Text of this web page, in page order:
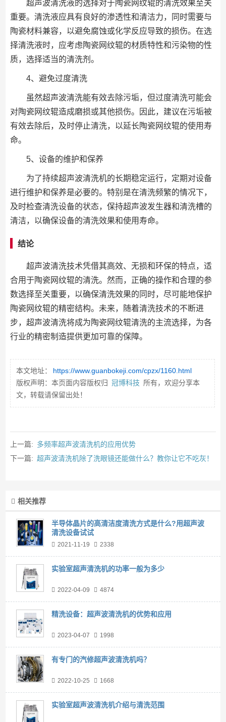
超声波清洗液的选择对于陶瓷网纹辊的清洗效果至关
重要。清洗液应具有良好的渗透性和清洁力，同时需要与
陶瓷材料兼容，以避免腐蚀或化学反应导致的损伤。在选
择清洗液时，应考虑陶瓷网纹辊的材质特性和污染物的性
质，选择适当的清洗剂。
4、避免过度清洗
虽然超声波清洗能有效去除污垢，但过度清洗可能会
对陶瓷网纹辊造成磨损或其他损伤。因此，建议在污垢被
有效去除后，及时停止清洗，以延长陶瓷网纹辊的使用寿
命。
5、设备的维护和保养
为了持续超声波清洗机的长期稳定运行，定期对设备
进行维护和保养是必要的。特别是在清洗频繁的情况下，
及时检查清洗设备的状态，保持超声波发生器和清洗槽的
清洁，以确保设备的清洗效果和使用寿命。
结论
超声波清洗技术凭借其高效、无损和环保的特点，适
合用于陶瓷网纹辊的清洗。然而，正确的操作和合理的参
数选择至关重要，以确保清洗效果的同时，尽可能地保护
陶瓷网纹辊的精密结构。未来，随着清洗技术的不断进
步，超声波清洗将成为陶瓷网纹辊清洗的主流选择，为各
行业的精密制造提供更加可靠的保障。
本文地址：
https://www.guanbokeji.com/cpzx/1160.html
版权声明：本页面内容版权归 冠博科技 所有，欢迎分享本
文，转载请保留出处！
上一篇: 多频率超声波清洗机的应用优势
下一篇: 超声波清洗机除了洗眼镜还能做什么？教你让它不吃灰！
相关推荐
半导体晶片的高清洁度清洗方式是什么?用超声波
清洗设备试试
2021-11-19 2338
实验室超声清洗机的功率一般为多少
2022-04-09 4874
精洗设备：超声波清洗机的优势和应用
2023-04-07 1998
有专门的汽修超声波清洗机吗？
2022-10-25 1668
实验室超声波清洗机介绍与清洗范围